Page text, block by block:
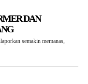
DAN
semakin memanas,